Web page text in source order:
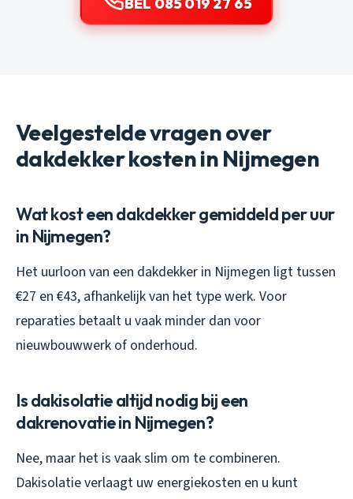
Veelgestelde vragen over
dakdekker kosten in Nijmegen
Wat kost een dakdekker gemiddeld per uur
in Nijmegen?
Het uurloon van een dakdekker in Nijmegen ligt tussen
€27 en €43, afhankelijk van het type werk. Voor
reparaties betaalt u vaak minder dan voor
nieuwbouwwerk of onderhoud.
Is dakisolatie altijd nodig bij een
dakrenovatie in Nijmegen?
Nee, maar het is vaak slim om te combineren.
Dakisolatie verlaagt uw energiekosten en u kunt